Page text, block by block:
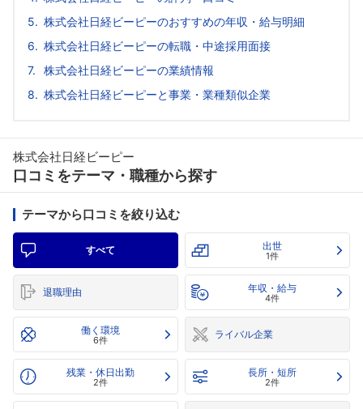
株式会社日経ビーピーのおすすめの年収・給与明細
株式会社日経ビーピーの転職・中途採用面接
株式会社日経ビーピーの業績情報
株式会社日経ビーピーと事業・業種類似企業
株式会社日経ビーピー
口コミをテーマ・職種から探す
テーマから口コミを絞り込む
すべて 出世
1件
退職理由 年収・給与
4件
働く環境
6件 ライバル企業
残業・休日出勤
2件
長所・短所
2件